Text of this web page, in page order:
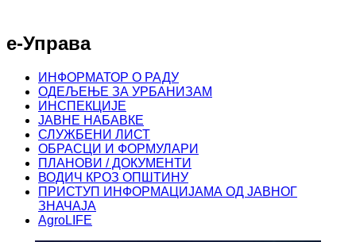
е-Управа
ИНФОРМАТОР О РАДУ
ОДЕЉЕЊЕ ЗА УРБАНИЗАМ
ИНСПЕКЦИЈЕ
ЈАВНЕ НАБАВКЕ
СЛУЖБЕНИ ЛИСТ
ОБРАСЦИ И ФОРМУЛАРИ
ПЛАНОВИ / ДОКУМЕНТИ
ВОДИЧ КРОЗ ОПШТИНУ
ПРИСТУП ИНФОРМАЦИЈАМА ОД ЈАВНОГ
ЗНАЧАЈА
AgroLIFE